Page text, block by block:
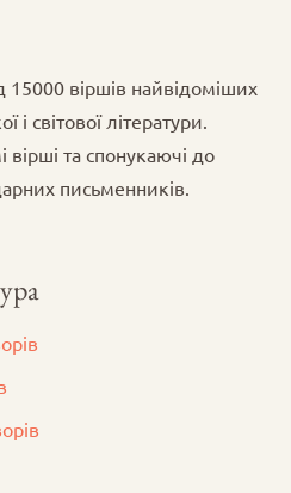
15000 віршів найвідоміших
і світової літератури.
та спонукаючі до
письменників.